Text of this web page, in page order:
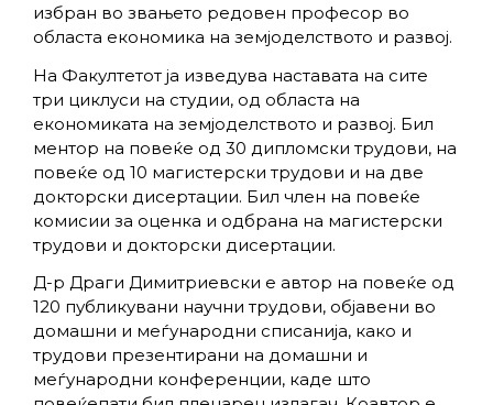
избран во звањето редовен професор во
областа економика на земјоделството и развој.
На Факултетот ја изведува наставата на сите
три циклуси на студии, од областа на
економиката на земјоделството и развој. Бил
ментор на повеќе од 30 дипломски трудови, на
повеќе од 10 магистерски трудови и на две
докторски дисертации. Бил член на повеќе
комисии за оценка и одбрана на магистерски
трудови и докторски дисертации.
Д-р Драги Димитриевски е автор на повеќе од
120 публикувани научни трудови, објавени во
домашни и меѓународни списанија, како и
трудови презентирани на домашни и
меѓународни конференции, каде што